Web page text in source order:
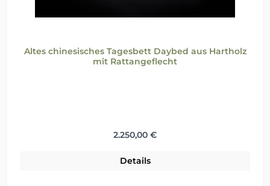
Altes chinesisches Tagesbett Daybed aus Hartholz
mit Rattangeflecht
Regulärer Preis:
2.250,00 €
Details